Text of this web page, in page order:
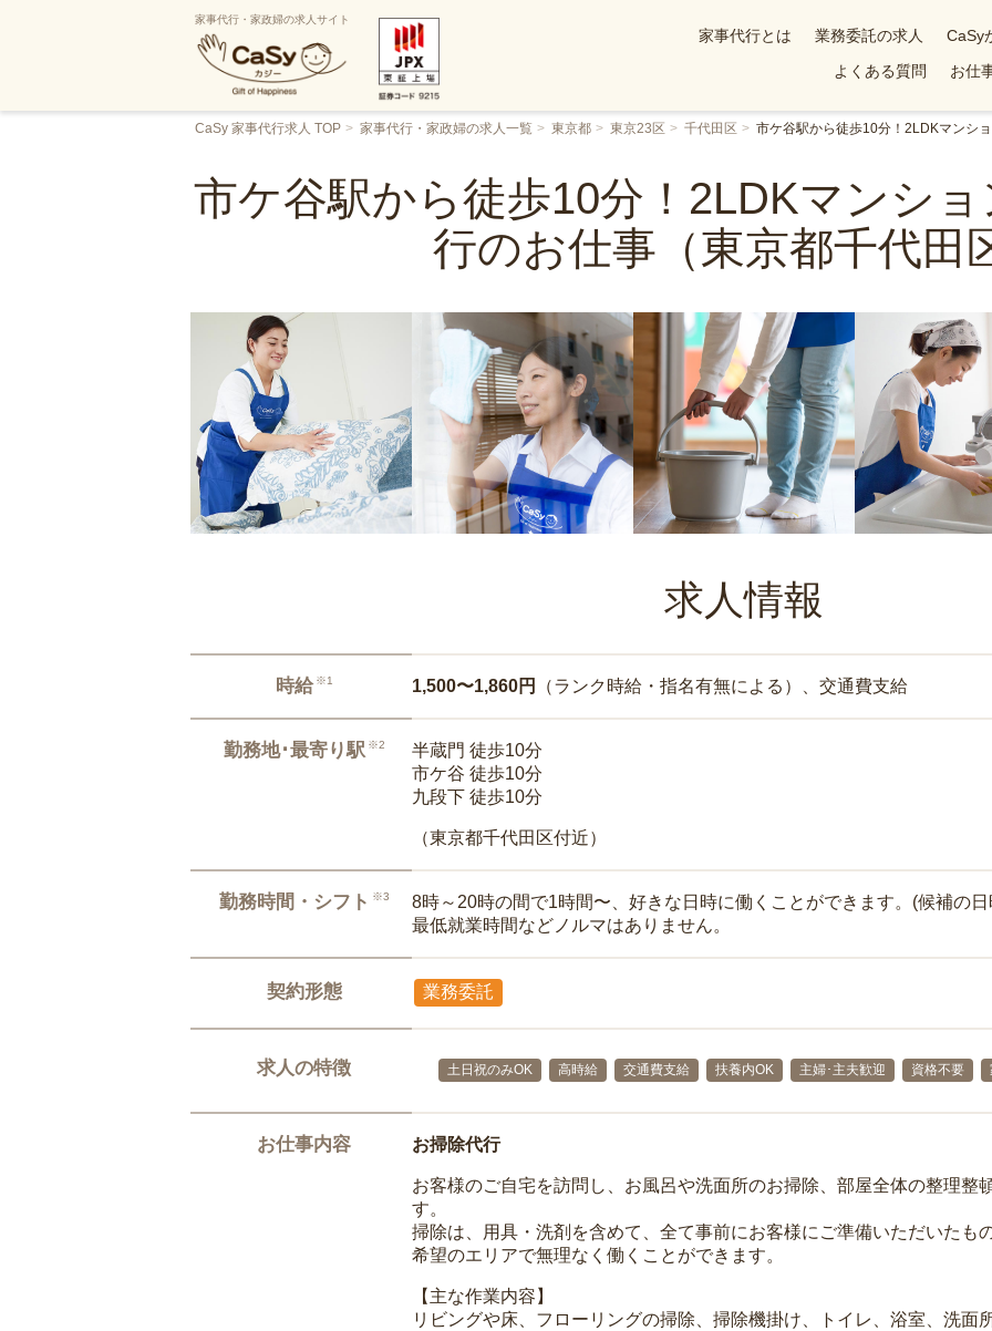
家事代行・家政婦の求人サイト
家事代行とは 業務委託の求人 CaSy
よくある質問
お仕
CaSy 家事代行求人 TOP 家事代行・家政婦の求人一覧 東京都 東京23区 千代田区 市ケ谷駅から徒歩10分！2LDKマンシ
市ケ谷駅から徒歩10分！2LDKマンシ
行のお仕事（東京都千代田
求人情報
時給 ※1 1,500〜1,860円 （ランク時給・指名有無による）、交通費支給
勤務地･最寄り駅 ※2
半蔵門 徒歩10分
市ケ谷 徒歩10分
九段下 徒歩10分
（東京都千代田区付近）
勤務時間・シフト ※3
8時～20時の間で1時間〜、好きな日時に働くことができます。(候補の
最低就業時間などノルマはありません。
契約形態 業務委託
求人の特徴 土日祝のみOK 高時給 交通費支給 扶養内OK 主婦･主夫歓迎 資格不要
お仕事内容 お掃除代行
お客様のご自宅を訪問し、お風呂や洗面所のお掃除、部屋全体の整理整
す。
掃除は、用具・洗剤を含めて、全て事前にお客様にご準備いただいたも
希望のエリアで無理なく働くことができます。
【主な作業内容】
リビングや床、フローリングの掃除、掃除機掛け、トイレ、浴室、洗面